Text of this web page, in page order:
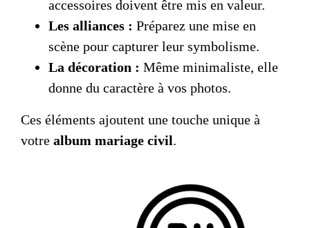
accessoires doivent être mis en valeur.
Les alliances : Préparez une mise en
scène pour capturer leur symbolisme.
La décoration : Même minimaliste, elle
donne du caractère à vos photos.
Ces éléments ajoutent une touche unique à
votre album mariage civil.